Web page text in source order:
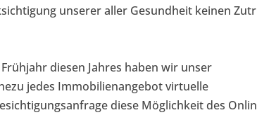
unserer aller Gesundheit keinen
diesen Jahres haben wir unser
jedes Immobilienangebot virtuelle
diese Möglichkeit des